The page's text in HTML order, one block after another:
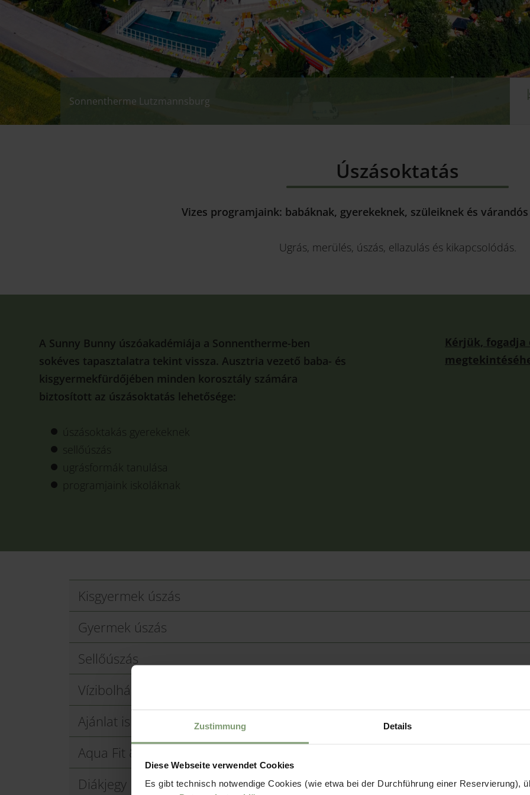
Zustimmung Details
Diese Webseite verwendet Cookies
Es gibt technisch notwendige Cookies (wie etwa bei der Durchführung einer Reservierung),
Sonnentherme Lutzmannsburg
Sonnentherme Lutzmannsburg - Outdoor
Sonnentherme Lutzmannsburg - Baby World
Úszásoktatás
Vizes programjaink: babáknak, gyerekeknek, szüleiknek és
Ugrás, merülés, úszás, ellazulás és kikapcsolódás.
A Sunny Bunny úszóakadémiája a Sonnentherme-ben
sokéves tapasztalatra tekint vissza. Ausztria vezető baba- és
kisgyermekfürdőjében minden korosztály számára
biztosított az úszásoktatás lehetősége:
úszásoktakás gyerekeknek
sellőúszás
ugrásformák tanulása
programjaink iskoláknak
Kérjük,
Kisgyermek úszás
Gyermek úszás
Sellőúszás
Vízibolhák
Ajánlat iskoláknak
Aqua Fit & Fun Day tanulóknak
Diákjegy